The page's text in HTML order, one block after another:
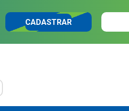
CADASTRAR